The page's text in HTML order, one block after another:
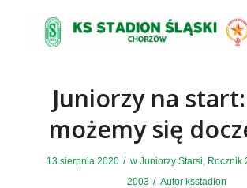
Juniorzy na
możemy się
13 sierpnia 2020 / wJuniorzy Starsi, Rocznik
2003 / Autor ksstadion